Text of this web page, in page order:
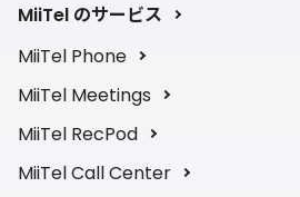
MiiTel のサービス
MiiTel Phone
MiiTel Meetings
MiiTel RecPod
MiiTel Call Center